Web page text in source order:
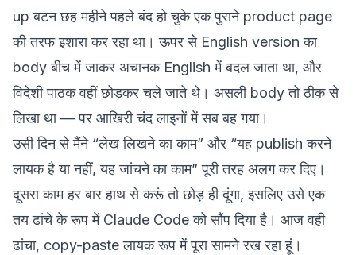
up बटन छह महीने पहले बंद हो चुके एक पुराने product page
की तरफ इशारा कर रहा था। ऊपर से English version का
body बीच में जाकर अचानक English में बदल जाता था, और
विदेशी पाठक वहीं छोड़कर चले जाते थे। असली body तो ठीक से
लिखा था — पर आखिरी चंद लाइनों में सब बह गया।
उसी दिन से मैंने “लेख लिखने का काम” और “यह publish करने
लायक है या नहीं, यह जांचने का काम” पूरी तरह अलग कर दिए।
दूसरा काम हर बार हाथ से करूं तो छोड़ ही दूंगा, इसलिए उसे एक
तय ढांचे के रूप में Claude Code को सौंप दिया है। आज वही
ढांचा, copy-paste लायक रूप में पूरा सामने रख रहा हूं।